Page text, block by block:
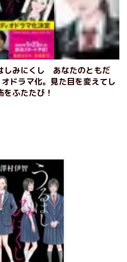
しみにくし あなたのともだ
ドラマ化。見た目を変えてし
ふたたび！